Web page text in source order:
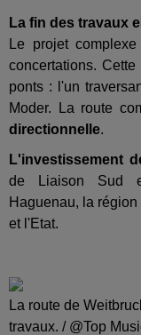
La fin des travaux
Le projet
concertations.
ponts : l'un
Moder. La route
directionnelle.
L'investissement
de Liaison Sud
Haguenau, la
et l'Etat.
La route de
travaux. / @Top